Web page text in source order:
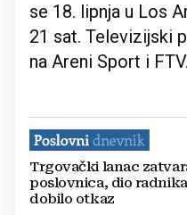
se 18. lipnja u Los
21 sat. Televizijski
na Areni Sport i FTV.
Trgovački lanac
poslovnica, dio
dobilo otkaz